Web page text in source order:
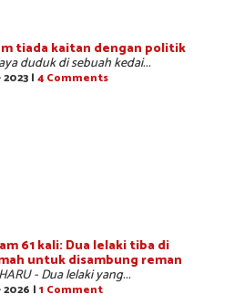
tiada kaitan dengan politik
duduk di sebuah kedai...
| 4 Comments
61 kali: Dua lelaki tiba di
untuk disambung reman
- Dua lelaki yang...
2026 | 1 Comment